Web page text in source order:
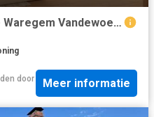
à vendre Rez De Chaussée Waregem Vandewoestijnelaan
door
Meer informatie